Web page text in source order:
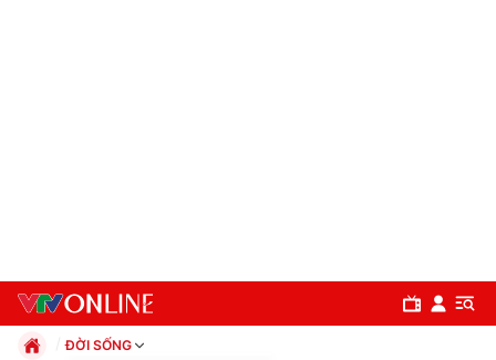
ĐỜI SỐNG